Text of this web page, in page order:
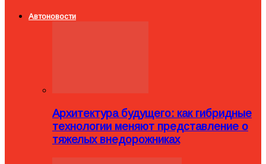
Автоновости
Архитектура будущего: как гибридные
технологии меняют представление о
тяжелых внедорожниках